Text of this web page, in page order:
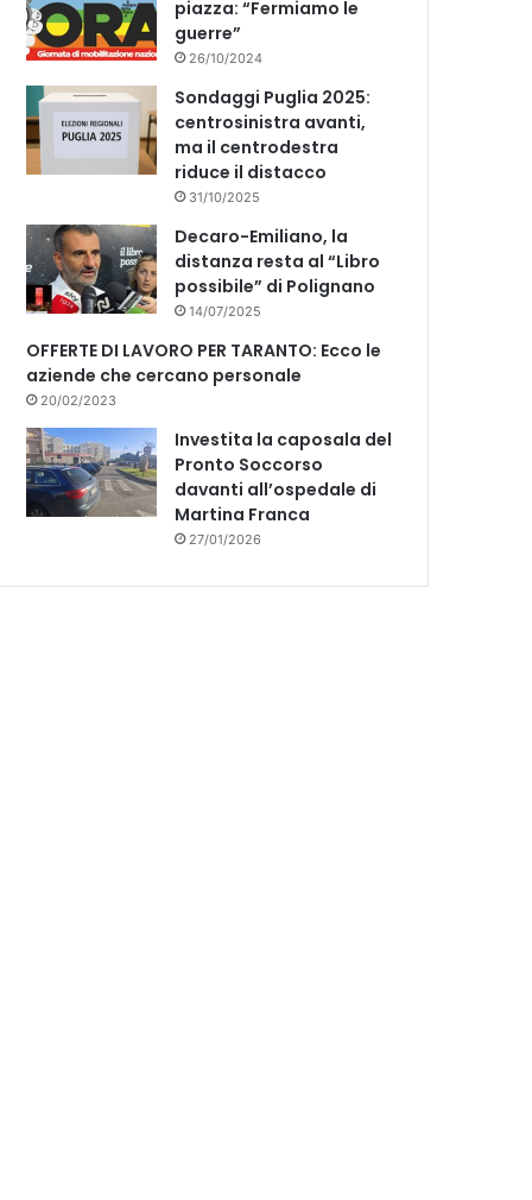
piazza: “Fermiamo le
guerre”
26/10/2024
Sondaggi Puglia 2025:
centrosinistra avanti,
ma il centrodestra
riduce il distacco
31/10/2025
Decaro-Emiliano, la
distanza resta al “Libro
possibile” di Polignano
14/07/2025
OFFERTE DI LAVORO PER TARANTO: Ecco le
aziende che cercano personale
20/02/2023
Investita la caposala del
Pronto Soccorso
davanti all’ospedale di
Martina Franca
27/01/2026